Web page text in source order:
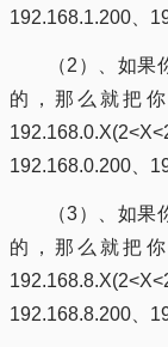
192.168.1.200、
（2）、如
的，那么就把
192.168.0.200、
（3）、如
的，那么就把
192.168.8.200、